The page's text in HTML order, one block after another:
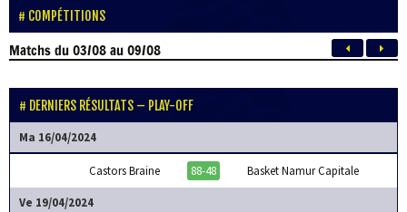
COMPÉTITIONS
Matchsdu 03/08 au 09/08
DERNIERS RÉSULTATS – PLAY-OFF
Ma 16/04/2024
Castors Braine 88-48 Basket Namur Capitale
Ve 19/04/2024